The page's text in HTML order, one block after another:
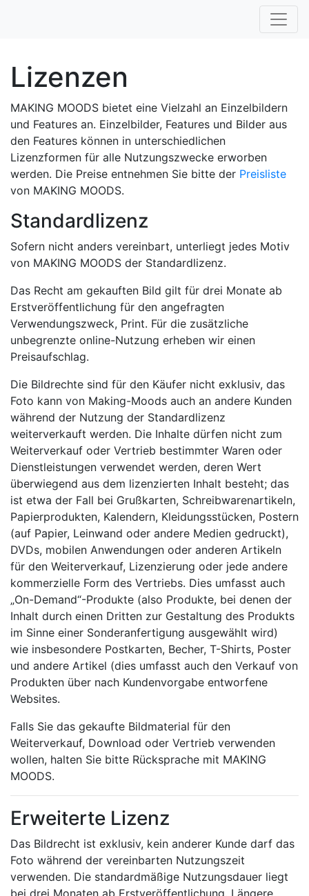
Lizenzen
MAKING MOODS bietet eine Vielzahl an Einzelbildern
und Features an. Einzelbilder, Features und Bilder aus
den Features können in unterschiedlichen
Lizenzformen für alle Nutzungszwecke erworben
werden. Die Preise entnehmen Sie bitte der Preisliste
von MAKING MOODS.
Standardlizenz
Sofern nicht anders vereinbart, unterliegt jedes Motiv
von MAKING MOODS der Standardlizenz.
Das Recht am gekauften Bild gilt für drei Monate ab
Erstveröffentlichung für den angefragten
Verwendungszweck, Print. Für die zusätzliche
unbegrenzte online-Nutzung erheben wir einen
Preisaufschlag.
Die Bildrechte sind für den Käufer nicht exklusiv, das
Foto kann von Making-Moods auch an andere Kunden
während der Nutzung der Standardlizenz
weiterverkauft werden. Die Inhalte dürfen nicht zum
Weiterverkauf oder Vertrieb bestimmter Waren oder
Dienstleistungen verwendet werden, deren Wert
überwiegend aus dem lizenzierten Inhalt besteht; das
ist etwa der Fall bei Grußkarten, Schreibwarenartikeln,
Papierprodukten, Kalendern, Kleidungsstücken, Postern
(auf Papier, Leinwand oder andere Medien gedruckt),
DVDs, mobilen Anwendungen oder anderen Artikeln
für den Weiterverkauf, Lizenzierung oder jede andere
kommerzielle Form des Vertriebs. Dies umfasst auch
„On-Demand“-Produkte (also Produkte, bei denen der
Inhalt durch einen Dritten zur Gestaltung des Produkts
im Sinne einer Sonderanfertigung ausgewählt wird)
wie insbesondere Postkarten, Becher, T-Shirts, Poster
und andere Artikel (dies umfasst auch den Verkauf von
Produkten über nach Kundenvorgabe entworfene
Websites.
Falls Sie das gekaufte Bildmaterial für den
Weiterverkauf, Download oder Vertrieb verwenden
wollen, halten Sie bitte Rücksprache mit MAKING
MOODS.
Erweiterte Lizenz
Das Bildrecht ist exklusiv, kein anderer Kunde darf das
Foto während der vereinbarten Nutzungszeit
verwenden. Die standardmäßige Nutzungsdauer liegt
bei drei Monaten ab Erstveröffentlichung. Längere